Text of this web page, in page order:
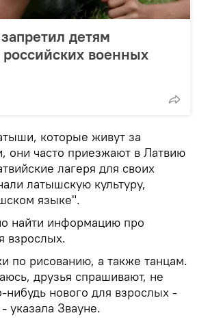
детям
российских военных
которые живут за
они часто приезжают в Латвию
лагеря для своих
латышскую культуру,
языке".
найти информацию про
взрослых.
по рисованию, а также танцам.
друзья спрашивают, не
нибудь нового для взрослых -
указала Звауне.